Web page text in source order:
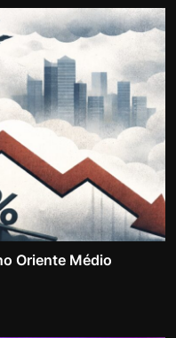
Oriente Médio